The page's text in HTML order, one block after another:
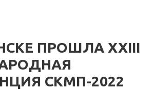
ПРОШЛА XXIII
СКМП-2022